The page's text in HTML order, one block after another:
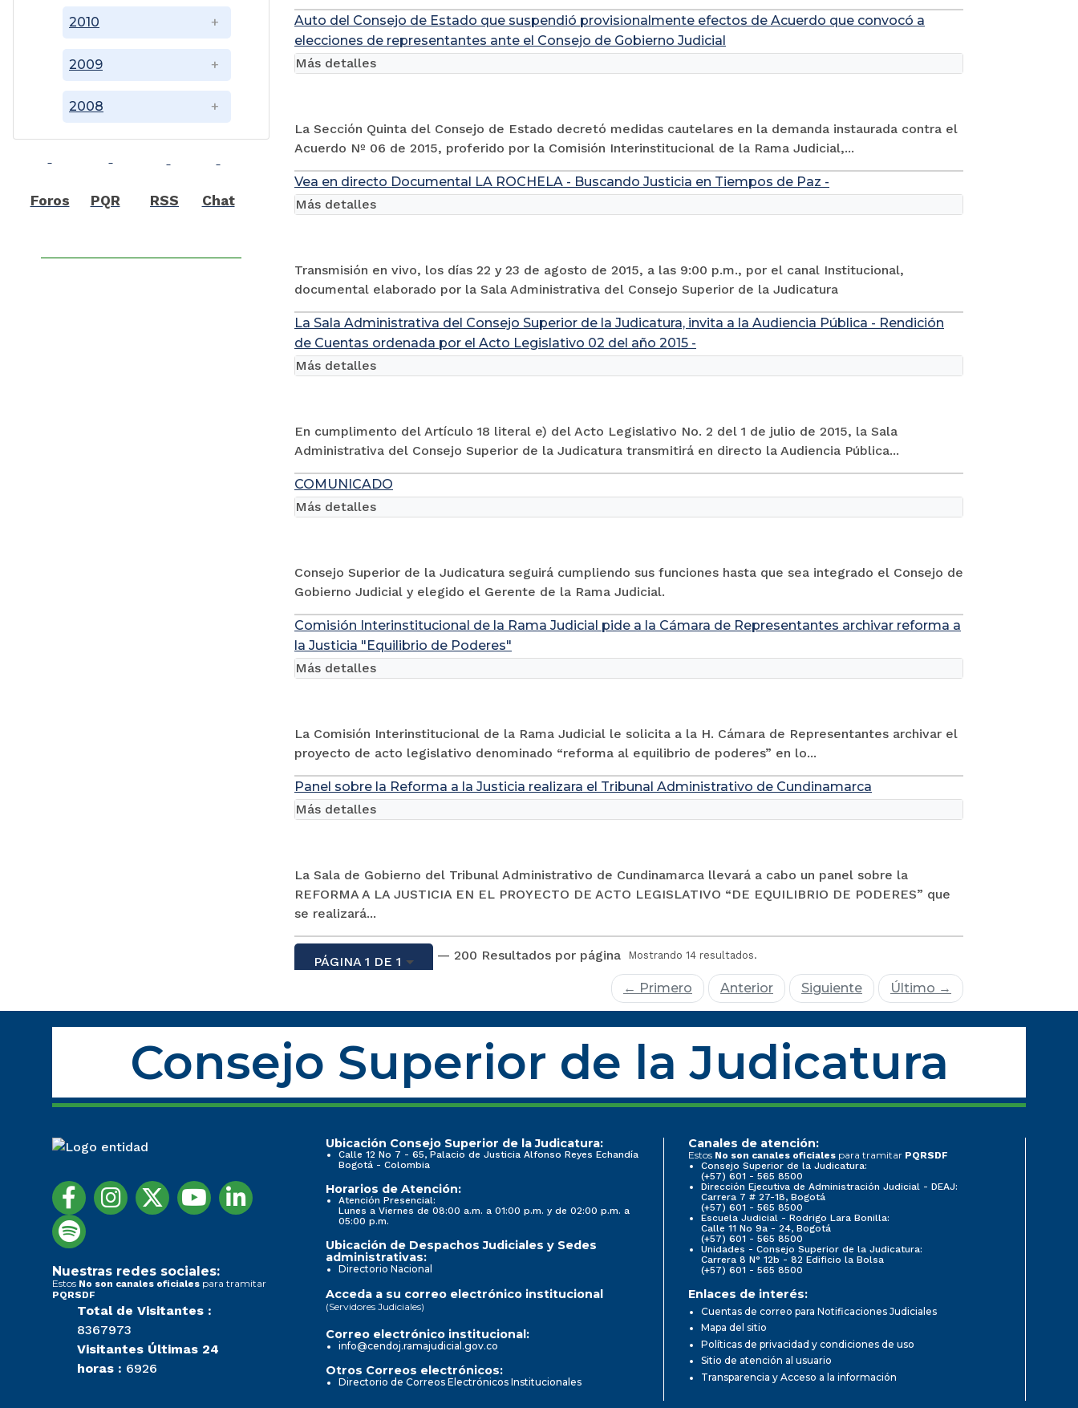
2008
2009
2010
Foros PQR RSS Chat
Auto del Consejo de Estado que suspendió provisionalmente efectos de Acuerdo que convocó a
elecciones de representantes ante el Consejo de Gobierno Judicial
La Sección Quinta del Consejo de Estado decretó medidas cautelares en la demanda instaurada contra el
Acuerdo Nº 06 de 2015, proferido por la Comisión Interinstitucional de la Rama Judicial,...
Más detalles
Vea en directo Documental LA ROCHELA - Buscando Justicia en Tiempos de Paz -
Transmisión en vivo, los días 22 y 23 de agosto de 2015, a las 9:00 p.m., por el canal Institucional,
documental elaborado por la Sala Administrativa del Consejo Superior de la Judicatura
Más detalles
La Sala Administrativa del Consejo Superior de la Judicatura, invita a la Audiencia Pública - Rendición
de Cuentas ordenada por el Acto Legislativo 02 del año 2015 -
En cumplimento del Artículo 18 literal e) del Acto Legislativo No. 2 del 1 de julio de 2015, la Sala
Administrativa del Consejo Superior de la Judicatura transmitirá en directo la Audiencia Pública...
Más detalles
COMUNICADO
Consejo Superior de la Judicatura seguirá cumpliendo sus funciones hasta que sea integrado el Consejo de
Gobierno Judicial y elegido el Gerente de la Rama Judicial.
Más detalles
Comisión Interinstitucional de la Rama Judicial pide a la Cámara de Representantes archivar reforma a
la Justicia "Equilibrio de Poderes"
La Comisión Interinstitucional de la Rama Judicial le solicita a la H. Cámara de Representantes archivar el
proyecto de acto legislativo denominado “reforma al equilibrio de poderes” en lo...
Más detalles
Panel sobre la Reforma a la Justicia realizara el Tribunal Administrativo de Cundinamarca
La Sala de Gobierno del Tribunal Administrativo de Cundinamarca llevará a cabo un panel sobre la
REFORMA A LA JUSTICIA EN EL PROYECTO DE ACTO LEGISLATIVO “DE EQUILIBRIO DE PODERES” que
se realizará...
Más detalles
PÁGINA 1 DE 1 — 200 Resultados por página Mostrando 14 resultados.
← Primero Anterior Siguiente Último →
Consejo Superior de la Judicatura
Nuestras redes sociales:
Estos No son canales oficiales para tramitar
PQRSDF
Total de Visitantes :
8367973
Visitantes Últimas 24
horas : 6926
Ubicación Consejo Superior de la Judicatura:
Calle 12 No 7 - 65, Palacio de Justicia Alfonso Reyes Echandía
Bogotá - Colombia
Horarios de Atención:
Atención Presencial:
Lunes a Viernes de 08:00 a.m. a 01:00 p.m. y de 02:00 p.m. a
05:00 p.m.
Ubicación de Despachos Judiciales y Sedes
administrativas:
Directorio Nacional
Canales de atención:
Estos No son canales oficiales para tramitar PQRSDF
Consejo Superior de la Judicatura:
(+57) 601 - 565 8500
Dirección Ejecutiva de Administración Judicial - DEAJ:
Carrera 7 # 27-18, Bogotá
(+57) 601 - 565 8500
Escuela Judicial - Rodrigo Lara Bonilla:
Calle 11 No 9a - 24, Bogotá
(+57) 601 - 565 8500
Unidades - Consejo Superior de la Judicatura:
Carrera 8 N° 12b - 82 Edificio la Bolsa
(+57) 601 - 565 8500
Acceda a su correo electrónico institucional
(Servidores Judiciales)
Correo electrónico institucional:
info@cendoj.ramajudicial.gov.co
Otros Correos electrónicos:
Directorio de Correos Electrónicos Institucionales
Enlaces de interés:
Cuentas de correo para Notificaciones Judiciales
Mapa del sitio
Políticas de privacidad y condiciones de uso
Sitio de atención al usuario
Transparencia y Acceso a la información